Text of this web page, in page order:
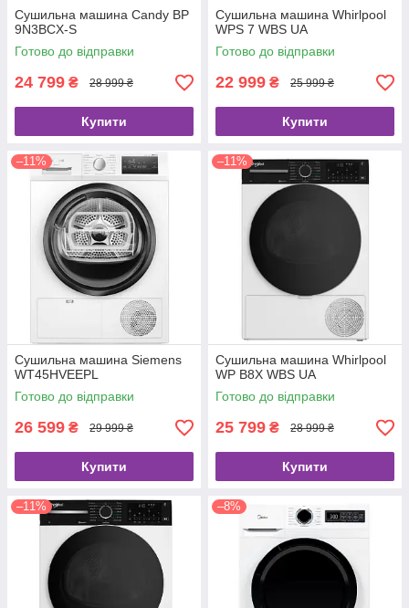
Сушильна машина Candy BP
9N3BCX-S
Готово до відправки
24 799 ₴ 28 999 ₴
Купити
Сушильна машина Whirlpool
WPS 7 WBS UA
Готово до відправки
22 999 ₴ 25 999 ₴
Купити
–11%
Сушильна машина Siemens
WT45HVEEPL
Готово до відправки
26 599 ₴ 29 999 ₴
Купити
–11%
Сушильна машина Whirlpool
WP B8X WBS UA
Готово до відправки
25 799 ₴ 28 999 ₴
Купити
–11% –8%